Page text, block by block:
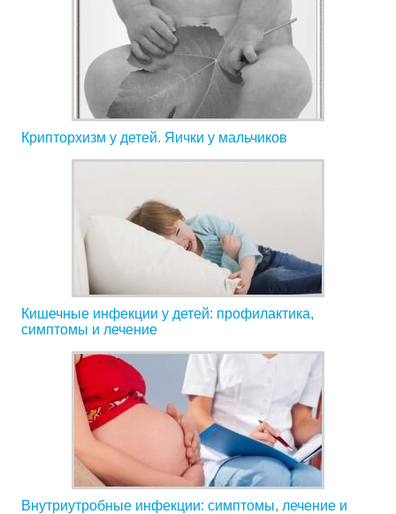
Крипторхизм у детей. Яички у мальчиков
Кишечные инфекции у детей: профилактика,
симптомы и лечение
Внутриутробные инфекции: симптомы, лечение и